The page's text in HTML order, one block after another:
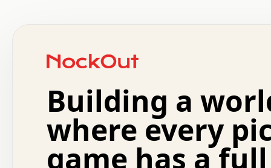
.   +   .   .   o   .   .   .   .   .   .   :   .
.   .   .   o   .   .   .   .   .   .   .   .   x   .
.   .   .   .   +   .   .   .   .   .   .   .   +
.   :   .   .   .   .   .   .   .   .   o   .   .
.   .   .   x   .   .   .   .   .   .   :   .   .   o
.   .   .   .   :   .   .   .   .   o   .   .   .
+   .   .   :   .   .   .   .   .   .   .   .   .
.   .   .   .   .   .   .   :   .   .   .   .   .
Building a
where every
game has a full